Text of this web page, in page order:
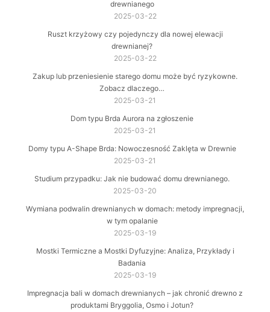
drewnianego
2025-03-22
Ruszt krzyżowy czy pojedynczy dla nowej elewacji
drewnianej?
2025-03-22
Zakup lub przeniesienie starego domu może być ryzykowne.
Zobacz dlaczego…
2025-03-21
Dom typu Brda Aurora na zgłoszenie
2025-03-21
Domy typu A-Shape Brda: Nowoczesność Zaklęta w Drewnie
2025-03-21
Studium przypadku: Jak nie budować domu drewnianego.
2025-03-20
Wymiana podwalin drewnianych w domach: metody impregnacji,
w tym opalanie
2025-03-19
Mostki Termiczne a Mostki Dyfuzyjne: Analiza, Przykłady i
Badania
2025-03-19
Impregnacja bali w domach drewnianych – jak chronić drewno z
produktami Bryggolia, Osmo i Jotun?